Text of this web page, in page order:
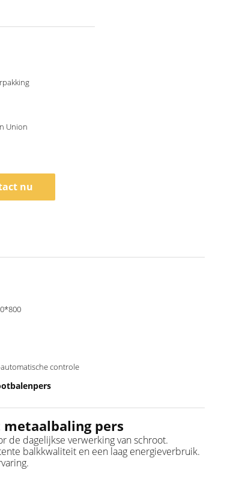
Union
nu
automatische controle
pers
de dagelijkse verwerking van schroot.
balkkwaliteit en een laag energieverbruik.